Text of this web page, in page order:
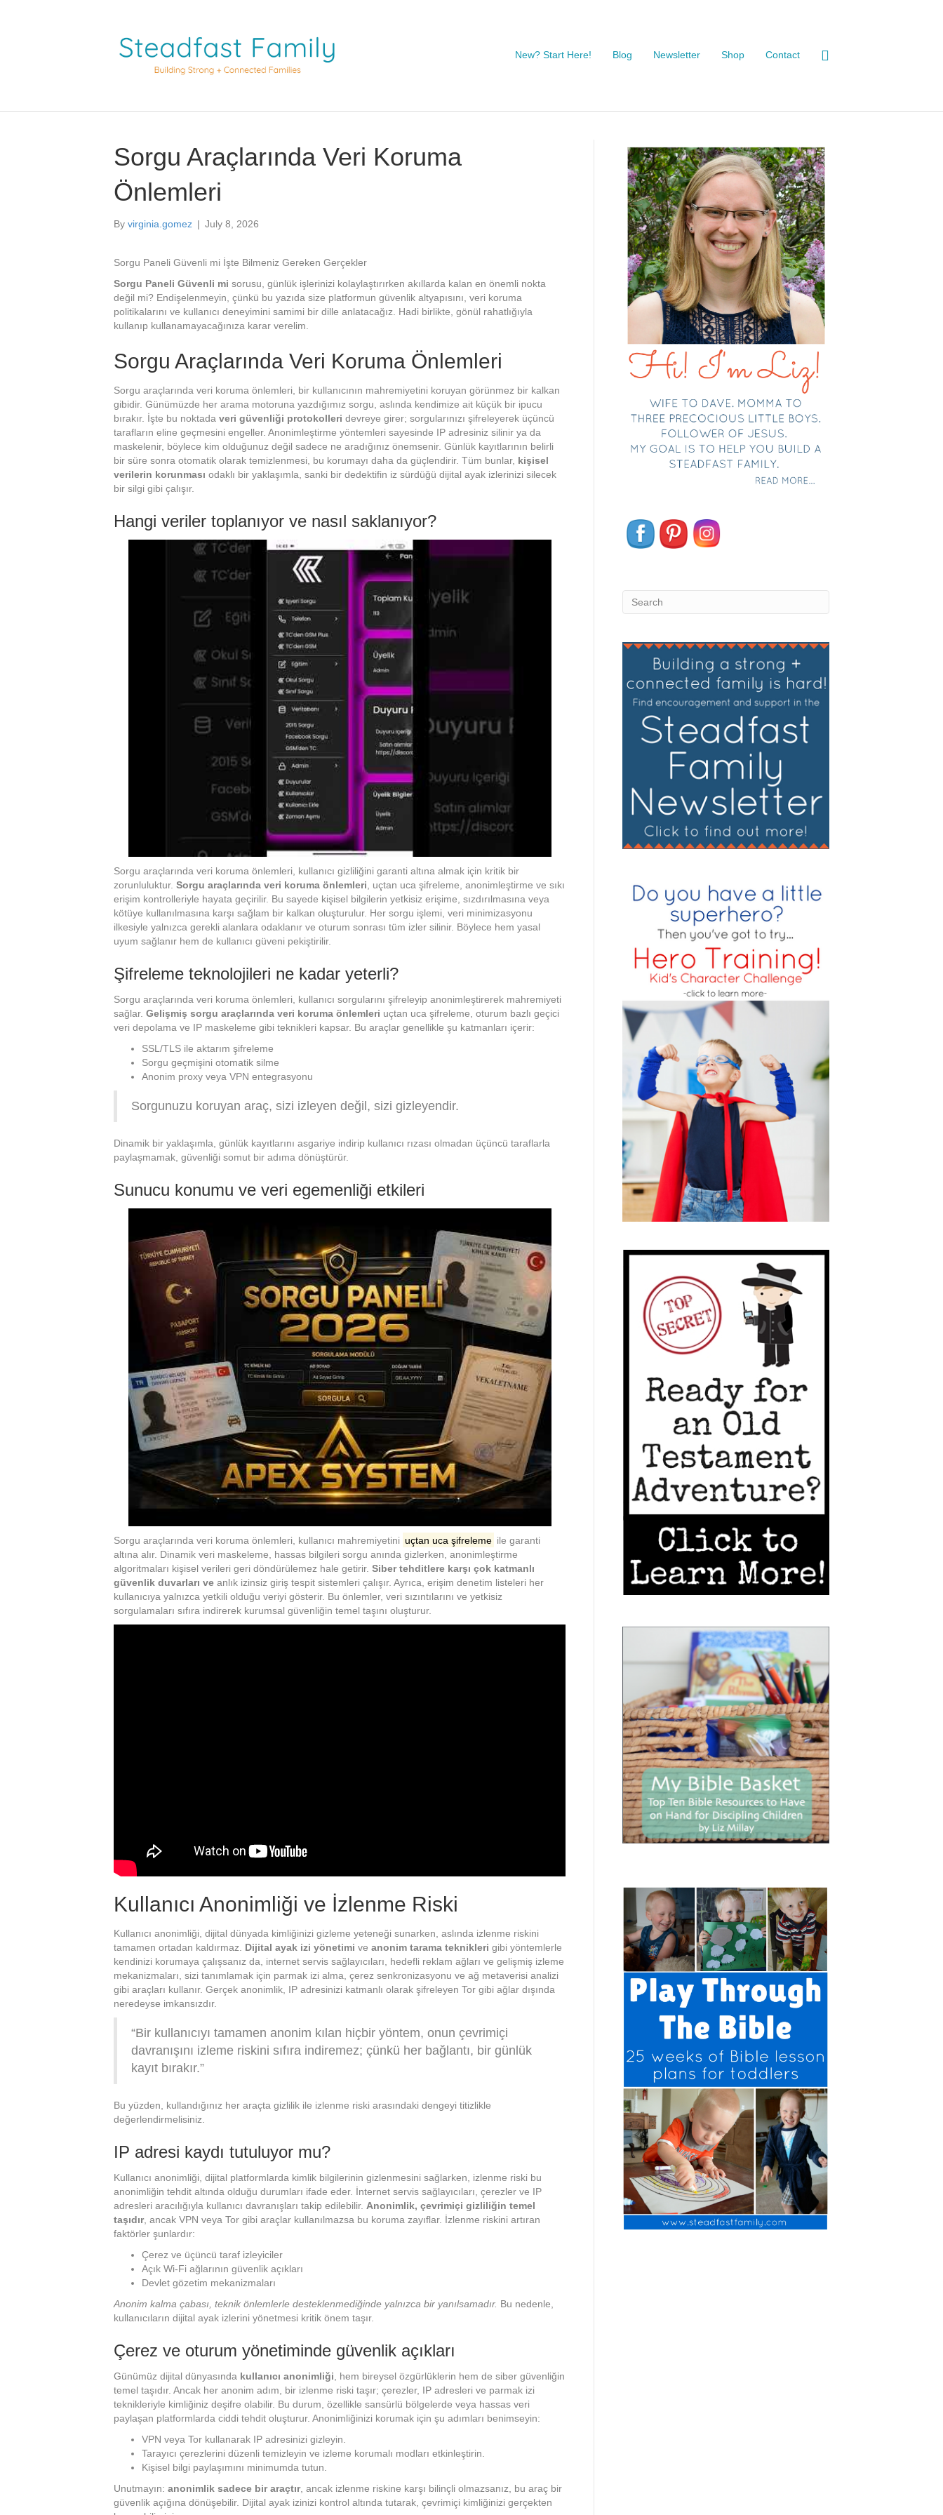
New? Start Here! Blog Newsletter Shop Contact
Sorgu Araçlarında Veri Koruma
Önlemleri
By virginia.gomez | July 8, 2026
Sorgu Paneli Güvenli mi İşte Bilmeniz Gereken Gerçekler
Sorgu Paneli Güvenli mi sorusu, günlük işlerinizi kolaylaştırırken akıllarda kalan en önemli nokta
değil mi? Endişelenmeyin, çünkü bu yazıda size platformun güvenlik altyapısını, veri koruma
politikalarını ve kullanıcı deneyimini samimi bir dille anlatacağız. Hadi birlikte, gönül rahatlığıyla
kullanıp kullanamayacağınıza karar verelim.
Sorgu Araçlarında Veri Koruma Önlemleri
Sorgu araçlarında veri koruma önlemleri, bir kullanıcının mahremiyetini koruyan görünmez bir kalkan
gibidir. Günümüzde her arama motoruna yazdığımız sorgu, aslında kendimize ait küçük bir ipucu
bırakır. İşte bu noktada veri güvenliği protokolleri devreye girer; sorgularınızı şifreleyerek üçüncü
tarafların eline geçmesini engeller. Anonimleştirme yöntemleri sayesinde IP adresiniz silinir ya da
maskelenir, böylece kim olduğunuz değil sadece ne aradığınız önemsenir. Günlük kayıtlarının belirli
bir süre sonra otomatik olarak temizlenmesi, bu korumayı daha da güçlendirir. Tüm bunlar, kişisel
verilerin korunması odaklı bir yaklaşımla, sanki bir dedektifin iz sürdüğü dijital ayak izlerinizi silecek
bir silgi gibi çalışır.
Hangi veriler toplanıyor ve nasıl saklanıyor?
Sorgu araçlarında veri koruma önlemleri, kullanıcı gizliliğini garanti altına almak için kritik bir
zorunluluktur. Sorgu araçlarında veri koruma önlemleri, uçtan uca şifreleme, anonimleştirme ve sıkı
erişim kontrolleriyle hayata geçirilir. Bu sayede kişisel bilgilerin yetkisiz erişime, sızdırılmasına veya
kötüye kullanılmasına karşı sağlam bir kalkan oluşturulur. Her sorgu işlemi, veri minimizasyonu
ilkesiyle yalnızca gerekli alanlara odaklanır ve oturum sonrası tüm izler silinir. Böylece hem yasal
uyum sağlanır hem de kullanıcı güveni pekiştirilir.
Şifreleme teknolojileri ne kadar yeterli?
Sorgu araçlarında veri koruma önlemleri, kullanıcı sorgularını şifreleyip anonimleştirerek mahremiyeti
sağlar. Gelişmiş sorgu araçlarında veri koruma önlemleri uçtan uca şifreleme, oturum bazlı geçici
veri depolama ve IP maskeleme gibi teknikleri kapsar. Bu araçlar genellikle şu katmanları içerir:
SSL/TLS ile aktarım şifreleme
Sorgu geçmişini otomatik silme
Anonim proxy veya VPN entegrasyonu
Sorgunuzu koruyan araç, sizi izleyen değil, sizi gizleyendir.
Dinamik bir yaklaşımla, günlük kayıtlarını asgariye indirip kullanıcı rızası olmadan üçüncü taraflarla
paylaşmamak, güvenliği somut bir adıma dönüştürür.
Sunucu konumu ve veri egemenliği etkileri
Sorgu araçlarında veri koruma önlemleri, kullanıcı mahremiyetini uçtan uca şifreleme ile garanti
altına alır. Dinamik veri maskeleme, hassas bilgileri sorgu anında gizlerken, anonimleştirme
algoritmaları kişisel verileri geri döndürülemez hale getirir. Siber tehditlere karşı çok katmanlı
güvenlik duvarları ve anlık izinsiz giriş tespit sistemleri çalışır. Ayrıca, erişim denetim listeleri her
kullanıcıya yalnızca yetkili olduğu veriyi gösterir. Bu önlemler, veri sızıntılarını ve yetkisiz
sorgulamaları sıfıra indirerek kurumsal güvenliğin temel taşını oluşturur.
Kullanıcı Anonimliği ve İzlenme Riski
Kullanıcı anonimliği, dijital dünyada kimliğinizi gizleme yeteneği sunarken, aslında izlenme riskini
tamamen ortadan kaldırmaz. Dijital ayak izi yönetimi ve anonim tarama teknikleri gibi yöntemlerle
kendinizi korumaya çalışsanız da, internet servis sağlayıcıları, hedefli reklam ağları ve gelişmiş izleme
mekanizmaları, sizi tanımlamak için parmak izi alma, çerez senkronizasyonu ve ağ metaverisi analizi
gibi araçları kullanır. Gerçek anonimlik, IP adresinizi katmanlı olarak şifreleyen Tor gibi ağlar dışında
neredeyse imkansızdır.
“Bir kullanıcıyı tamamen anonim kılan hiçbir yöntem, onun çevrimiçi
davranışını izleme riskini sıfıra indiremez; çünkü her bağlantı, bir günlük
kayıt bırakır.”
Bu yüzden, kullandığınız her araçta gizlilik ile izlenme riski arasındaki dengeyi titizlikle
değerlendirmelisiniz.
IP adresi kaydı tutuluyor mu?
Kullanıcı anonimliği, dijital platformlarda kimlik bilgilerinin gizlenmesini sağlarken, izlenme riski bu
anonimliğin tehdit altında olduğu durumları ifade eder. İnternet servis sağlayıcıları, çerezler ve IP
adresleri aracılığıyla kullanıcı davranışları takip edilebilir. Anonimlik, çevrimiçi gizliliğin temel
taşıdır, ancak VPN veya Tor gibi araçlar kullanılmazsa bu koruma zayıflar. İzlenme riskini artıran
faktörler şunlardır:
Çerez ve üçüncü taraf izleyiciler
Açık Wi-Fi ağlarının güvenlik açıkları
Devlet gözetim mekanizmaları
Anonim kalma çabası, teknik önlemlerle desteklenmediğinde yalnızca bir yanılsamadır. Bu nedenle,
kullanıcıların dijital ayak izlerini yönetmesi kritik önem taşır.
Çerez ve oturum yönetiminde güvenlik açıkları
Günümüz dijital dünyasında kullanıcı anonimliği, hem bireysel özgürlüklerin hem de siber güvenliğin
temel taşıdır. Ancak her anonim adım, bir izlenme riski taşır; çerezler, IP adresleri ve parmak izi
teknikleriyle kimliğiniz deşifre olabilir. Bu durum, özellikle sansürlü bölgelerde veya hassas veri
paylaşan platformlarda ciddi tehdit oluşturur. Anonimliğinizi korumak için şu adımları benimseyin:
VPN veya Tor kullanarak IP adresinizi gizleyin.
Tarayıcı çerezlerini düzenli temizleyin ve izleme korumalı modları etkinleştirin.
Kişisel bilgi paylaşımını minimumda tutun.
Unutmayın: anonimlik sadece bir araçtır, ancak izlenme riskine karşı bilinçli olmazsanız, bu araç bir
güvenlik açığına dönüşebilir. Dijital ayak izinizi kontrol altında tutarak, çevrimiçi kimliğinizi gerçekten